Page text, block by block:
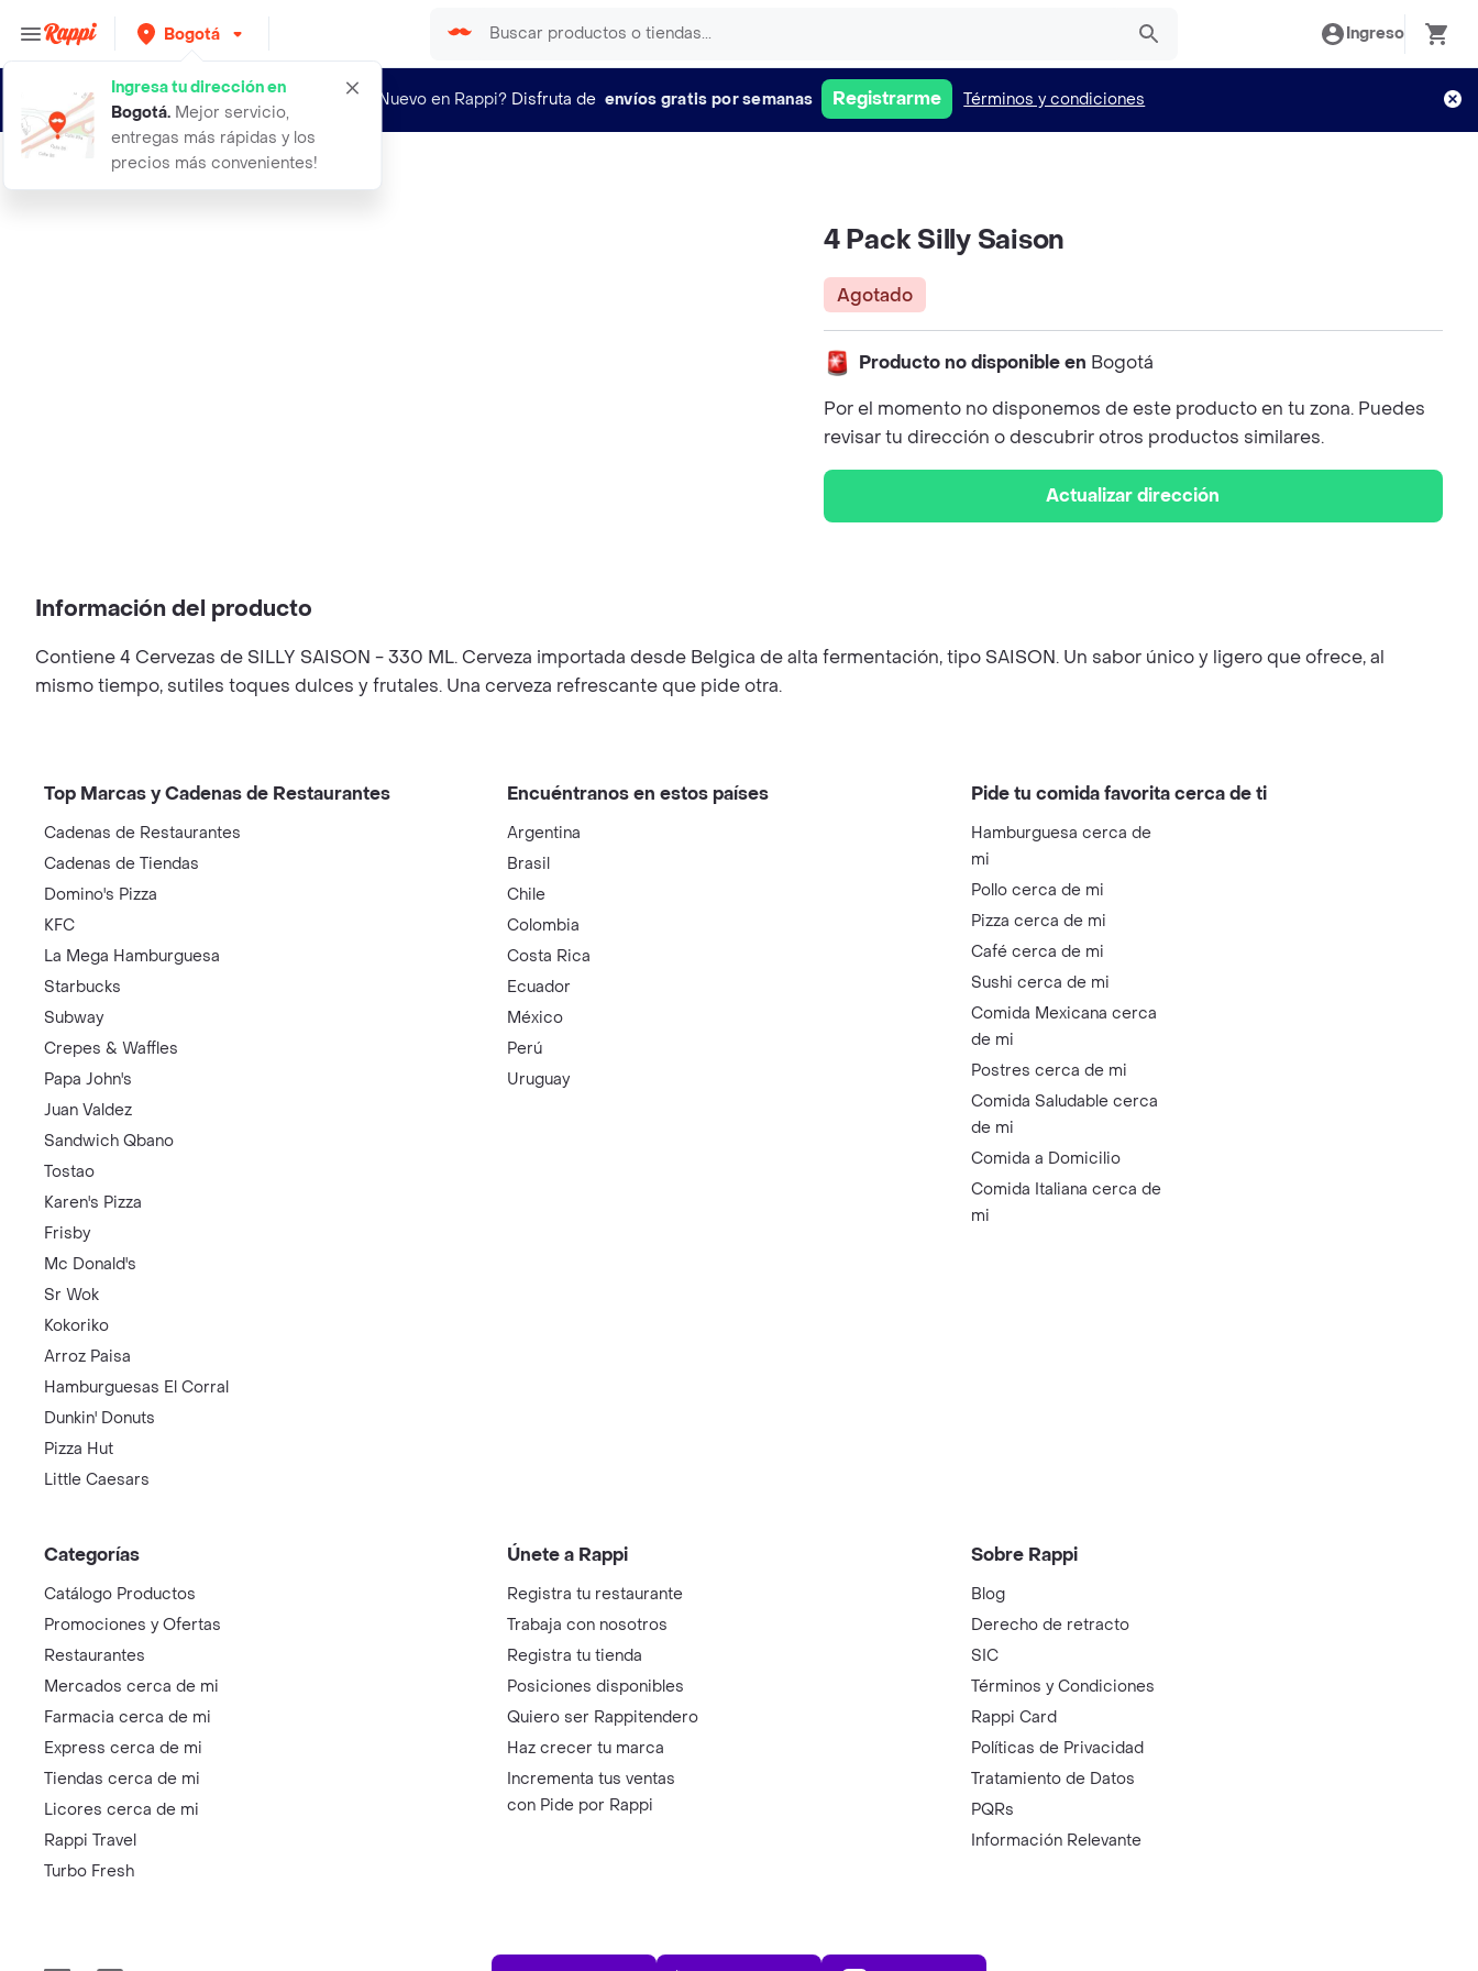
Bogotá
Ingresa tu dirección en
Bogotá. Mejor servicio,
entregas más rápidas y los
precios más convenientes!
Ingreso
¿Nuevo en Rappi? Disfruta de envíos gratis por semanas Registrarme Términos y condiciones
4 pack silly saison
4 Pack Silly Saison
Agotado
Producto no disponible en Bogotá
Por el momento no disponemos de este producto en tu zona. Puedes
revisar tu dirección o descubrir otros productos similares.
Actualizar dirección
Información del producto
Contiene 4 Cervezas de SILLY SAISON - 330 ML. Cerveza importada desde Belgica de alta fermentación, tipo SAISON. Un sabor único y ligero que ofrece, al
mismo tiempo, sutiles toques dulces y frutales. Una cerveza refrescante que pide otra.
Top Marcas y Cadenas de Restaurantes
Cadenas de Restaurantes
Cadenas de Tiendas
Domino's Pizza
KFC
La Mega Hamburguesa
Starbucks
Subway
Crepes & Waffles
Papa John's
Juan Valdez
Sandwich Qbano
Tostao
Karen's Pizza
Frisby
Mc Donald's
Sr Wok
Kokoriko
Arroz Paisa
Hamburguesas El Corral
Dunkin' Donuts
Pizza Hut
Little Caesars
Encuéntranos en estos países
Argentina
Brasil
Chile
Colombia
Costa Rica
Ecuador
México
Perú
Uruguay
Pide tu comida favorita cerca de ti
Hamburguesa cerca de
mi
Pollo cerca de mi
Pizza cerca de mi
Café cerca de mi
Sushi cerca de mi
Comida Mexicana cerca
de mi
Postres cerca de mi
Comida Saludable cerca
de mi
Comida a Domicilio
Comida Italiana cerca de
mi
Categorías
Catálogo Productos
Promociones y Ofertas
Restaurantes
Mercados cerca de mi
Farmacia cerca de mi
Express cerca de mi
Tiendas cerca de mi
Licores cerca de mi
Rappi Travel
Turbo Fresh
Únete a Rappi
Registra tu restaurante
Trabaja con nosotros
Registra tu tienda
Posiciones disponibles
Quiero ser Rappitendero
Haz crecer tu marca
Incrementa tus ventas
con Pide por Rappi
Sobre Rappi
Blog
Derecho de retracto
SIC
Términos y Condiciones
Rappi Card
Políticas de Privacidad
Tratamiento de Datos
PQRs
Información Relevante
App Store Play Store AppGallery